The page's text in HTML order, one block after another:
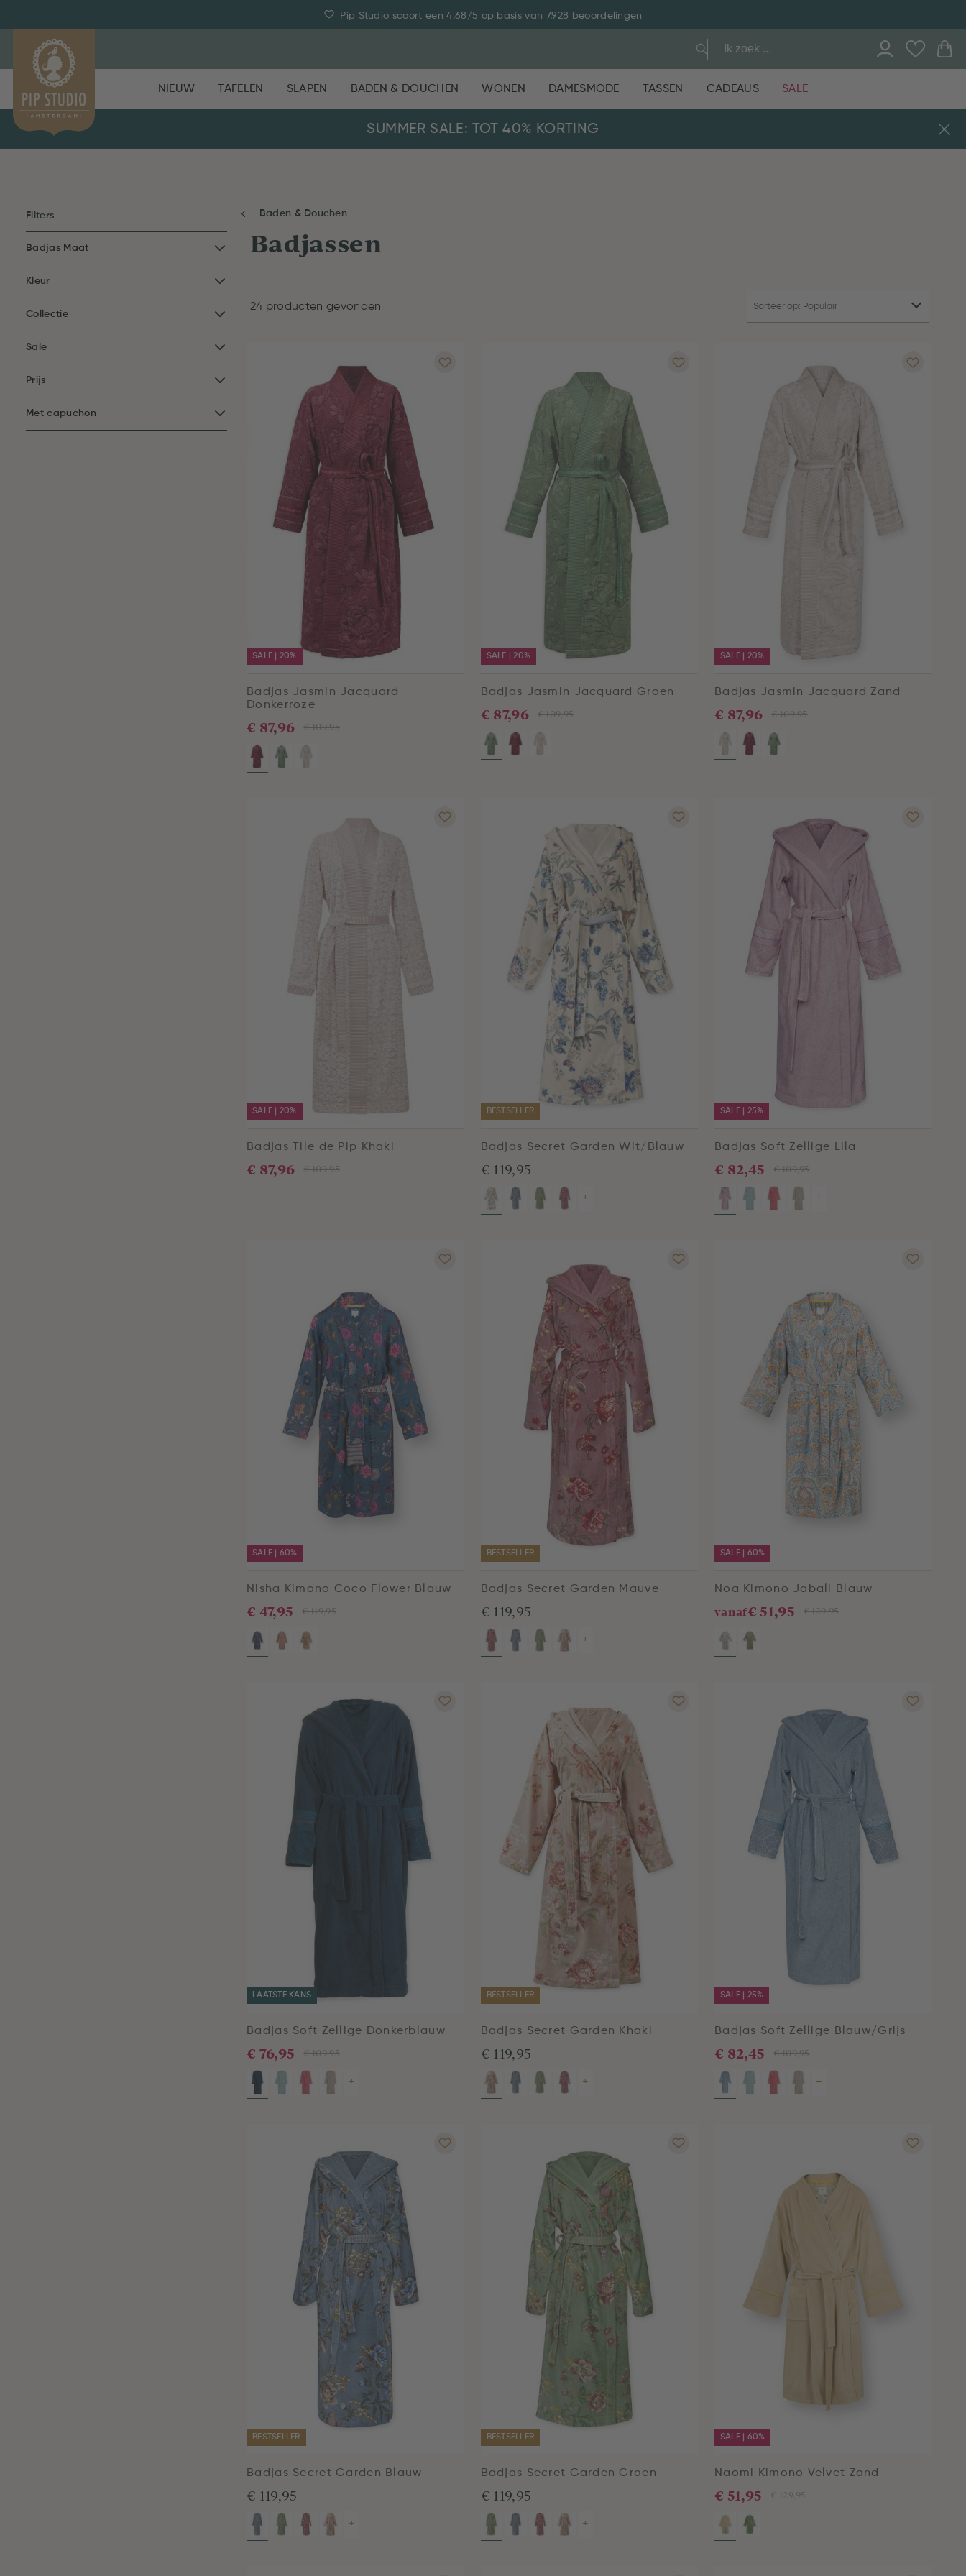
Pip Studio scoort een 4.68/5 op basis van 7.928 beoordelingen
NIEUW TAFELEN SLAPEN BADEN & DOUCHEN WONEN DAMESMODE TASSEN CADEAUS SALE
SUMMER SALE: TOT 40% KORTING
Filters
Badjas Maat
Kleur
Collectie
Sale
Prijs
Met capuchon
Baden & Douchen
Badjassen
24 producten gevonden
SALE | 20%
Badjas Jasmin Jacquard
Donkerroze
€ 109,95
€ 87,96
SALE | 20%
Badjas Jasmin Jacquard Groen
€ 109,95
€ 87,96
SALE | 20%
Badjas Jasmin Jacquard Zand
€ 109,95
€ 87,96
SALE | 20%
Badjas Tile de Pip Khaki
€ 109,95
€ 87,96
BESTSELLER
Badjas Secret Garden Wit/Blauw
€ 119,95
+
SALE | 25%
Badjas Soft Zellige Lila
€ 109,95
€ 82,45
+
SALE | 60%
Nisha Kimono Coco Flower Blauw
€ 119,95
€ 47,95
BESTSELLER
Badjas Secret Garden Mauve
€ 119,95
+
SALE | 60%
Noa Kimono Jabali Blauw
vanaf € 129,95
€ 51,95
LAATSTE KANS
Badjas Soft Zellige Donkerblauw
€ 109,95
€ 76,95
+
BESTSELLER
Badjas Secret Garden Khaki
€ 119,95
+
SALE | 25%
Badjas Soft Zellige Blauw/Grijs
€ 109,95
€ 82,45
+
BESTSELLER
Badjas Secret Garden Blauw
€ 119,95
+
BESTSELLER
Badjas Secret Garden Groen
€ 119,95
+
SALE | 60%
Naomi Kimono Velvet Zand
€ 129,95
€ 51,95